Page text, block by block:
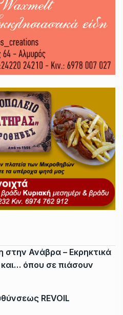
στην Ανάβρα – Εκρηκτικά
όπου σε πιάσουν
REVOIL